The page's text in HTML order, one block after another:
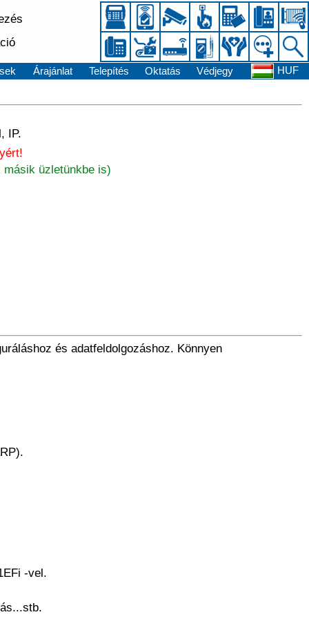
Árajánlat Telepítés Oktatás Védjegy HUF
IP.
üzletünkbe is)
és adatfeldolgozáshoz. Könnyen
-vel.